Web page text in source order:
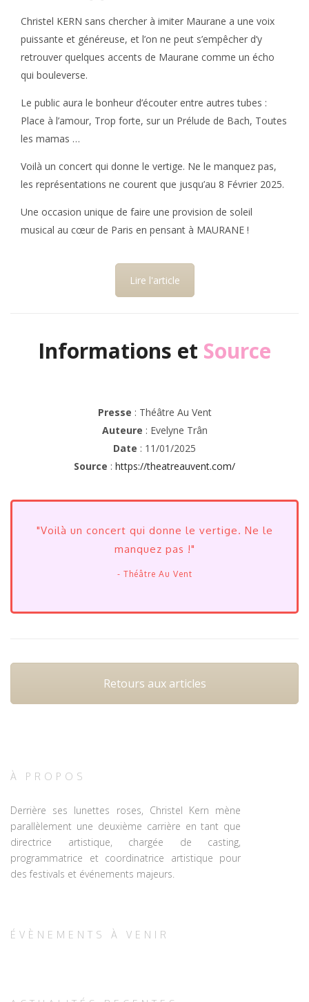
Christel KERN sans chercher à imiter Maurane a une voix
puissante et généreuse, et l’on ne peut s’empêcher d’y
retrouver quelques accents de Maurane comme un écho
qui bouleverse.
Le public aura le bonheur d’écouter entre autres tubes :
Place à l’amour, Trop forte, sur un Prélude de Bach, Toutes
les mamas …
Voilà un concert qui donne le vertige. Ne le manquez pas,
les représentations ne courent que jusqu’au 8 Février 2025.
Une occasion unique de faire une provision de soleil
musical au cœur de Paris en pensant à MAURANE !
Lire l'article
Informations et Source
Presse : Théâtre Au Vent
Auteure : Evelyne Trân
Date : 11/01/2025
Source : https://theatreauvent.com/
"Voilà un concert qui donne le vertige. Ne le
manquez pas !"
- Théâtre Au Vent
Retours aux articles
À PROPOS
Derrière ses lunettes roses, Christel Kern mène
parallèlement une deuxième carrière en tant que
directrice artistique, chargée de casting,
programmatrice et coordinatrice artistique pour
des festivals et événements majeurs.
ÉVÈNEMENTS À VENIR